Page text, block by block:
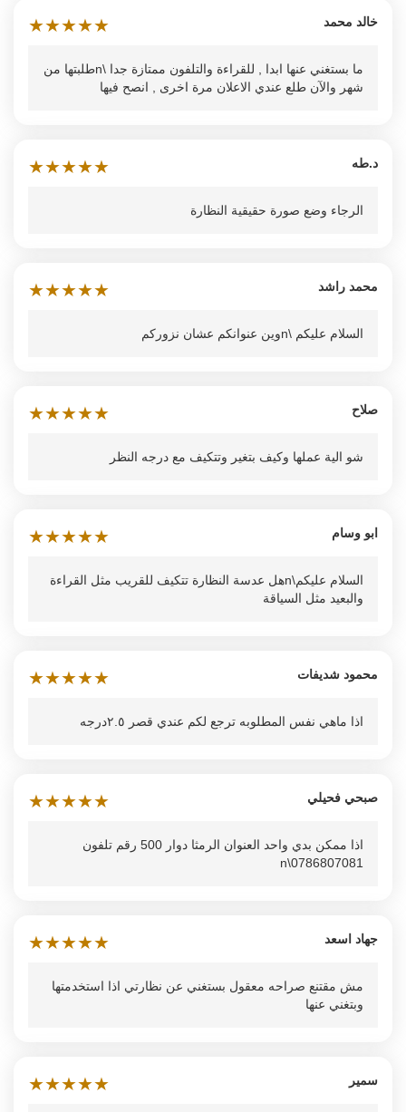
خالد محمد ★
★
★
★
★
ما بستغني عنها ابدا , للقراءة والتلفون ممتازة جدا \nطلبتها من
شهر والآن طلع عندي الاعلان مرة اخرى , انصح فيها
د.طه ★
★
★
★
★
الرجاء وضع صورة حقيقية النظارة
محمد راشد ★
★
★
★
★
السلام عليكم \nوين عنوانكم عشان نزوركم
صلاح ★
★
★
★
★
شو الية عملها وكيف بتغير وتتكيف مع درجه النظر
ابو وسام ★
★
★
★
★
السلام عليكم\nهل عدسة النظارة تتكيف للقريب مثل القراءة
والبعيد مثل السياقة
محمود شديفات ★
★
★
★
★
اذا ماهي نفس المطلوبه ترجع لكم عندي قصر ٢.٥درجه
صبحي فحيلي ★
★
★
★
★
اذا ممكن بدي واحد العنوان الرمثا دوار 500 رقم تلفون
0786807081\n
جهاد اسعد ★
★
★
★
★
مش مقتنع صراحه معقول بستغني عن نظارتي اذا استخدمتها
وبتغني عنها
سمير ★
★
★
★
★